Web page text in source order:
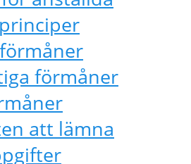
förmåner
att lämna